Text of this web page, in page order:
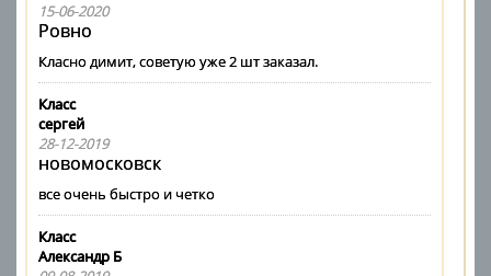
15-06-2020
Ровно
Класно димит, советую уже 2 шт заказал.
Класс
сергей
28-12-2019
новомосковск
все очень быстро и четко
Класс
Александр Б